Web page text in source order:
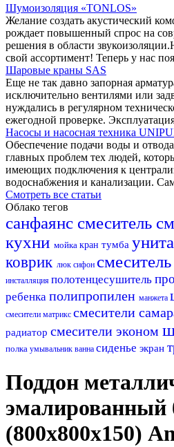
Шумоизоляция «TONLOS»
Желание создать акустический
рождает повышенный спрос на
решения в области
свой ассортимент! Теперь у нас
Шаровые краны SAS
Еще не так давно запорная
исключительно вентилями или
нуждались в регулярном
ежегодной проверке.
Насосы и насосная техника
Обеспечение подачи воды и
главных проблем тех людей,
имеющих подключения к
водоснабжения и канализации.
Смотреть все статьи
Облако тегов
санфаянс смеситель
кухни мойка кран тумба
коврик люк сифон
инсталляция полотенцесушитель
ребенка полипропилен манжета
смесители матрикс смесители
радиатор смесители эконом
полка умывальник ванна сиденье экран
Поддон
эмалированный
(800х800х150)